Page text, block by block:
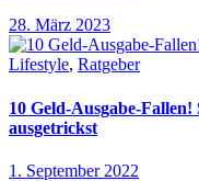
28. März 2023
Lifestyle, Ratgeber
10 Geld-Ausgabe-
ausgetrickst
1. September 2022